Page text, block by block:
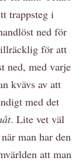
trappsteg i
ned för
för att
ned, med varje
kvävs av att
med det
. Lite vet väl
man har den
att man